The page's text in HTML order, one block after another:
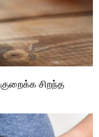
சிறந்த